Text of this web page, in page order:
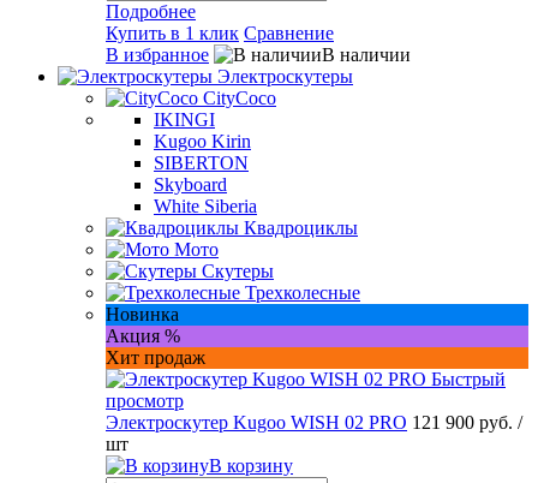
Подробнее
Купить в 1 клик Сравнение
В избранное
В наличии
Электроскутеры
CityCoco
IKINGI
Kugoo Kirin
SIBERTON
Skyboard
White Siberia
Квадроциклы
Мото
Скутеры
Трехколесные
Новинка
Акция %
Хит продаж
Быстрый
просмотр
Электроскутер Kugoo WISH 02 PRO 121 900 руб. /
шт
В корзину